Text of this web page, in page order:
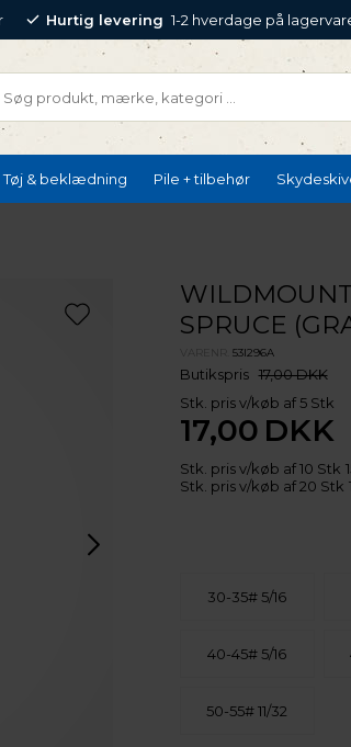
Hurtig levering 1-2 hverdage på
Tøj & beklædning Pile + tilbehør
SPRUCE
53I296A
Butikspris 17,00 DKK
Stk. pris v/køb af 5 Stk
17,00 DKK
Stk. pris v/køb af 10 Stk
Stk. pris v/køb af 20 Stk
30-35# 5/16
40-45# 5/16
50-55# 11/32